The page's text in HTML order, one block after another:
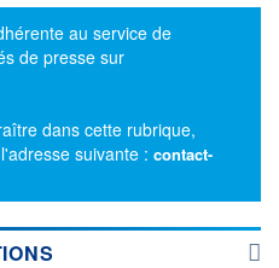
au service de
de presse sur
dans cette rubrique,
suivante : contact-